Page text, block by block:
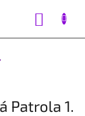
Patrola 1.